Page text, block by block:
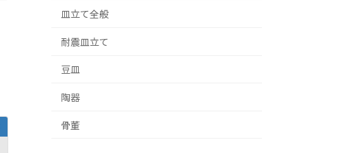
皿立て全般
耐震皿立て
豆皿
陶器
骨董